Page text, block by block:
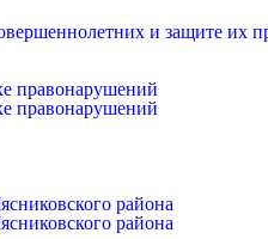
и защите их
правонарушений
правонарушений
района
района